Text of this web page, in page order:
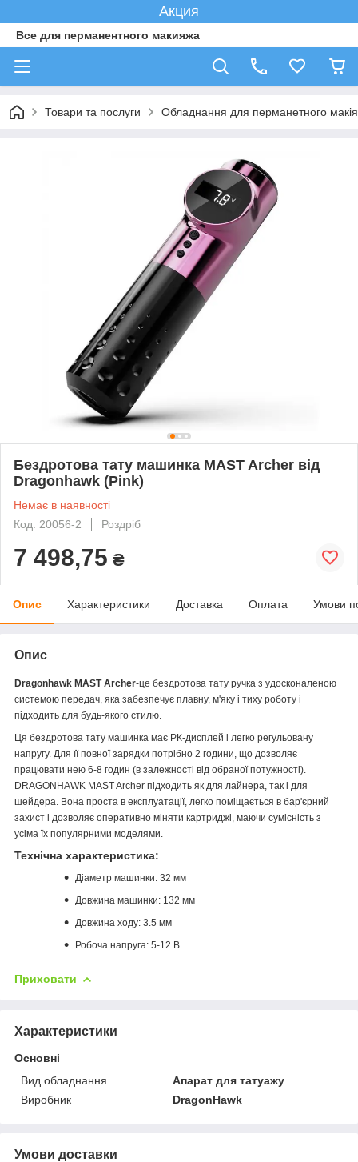
Акция
Все для перманентного макияжа
Товари та послуги Обладнання для перманетного
Бездротова тату машинка MAST Archer від
Dragonhawk (Pink)
Немає в наявності
Код: 20056-2
Роздріб
7 498,75 ₴
Опис Характеристики Доставка Оплата Умови
Опис
Dragonhawk MAST Archer-це бездротова тату ручка з удосконаленою
системою передач, яка забезпечує плавну, м'яку і тиху роботу і
підходить для будь-якого стилю.
Ця бездротова тату машинка має РК-дисплей і легко регульовану
напругу. Для її повної зарядки потрібно 2 години, що дозволяє
працювати нею 6-8 годин (в залежності від обраної потужності).
DRAGONHAWK MAST Archer підходить як для лайнера, так і для
шейдера. Вона проста в експлуатації, легко поміщається в бар'єрний
захист і дозволяє оперативно міняти картриджі, маючи сумісність з
усіма їх популярними моделями.
Технічна характеристика:
Діаметр машинки: 32 мм
Довжина машинки: 132 мм
Довжина ходу: 3.5 мм
Робоча напруга: 5-12 В.
Приховати
Характеристики
Основні
Вид обладнання
Апарат для татуажу
Виробник
DragonHawk
Умови доставки